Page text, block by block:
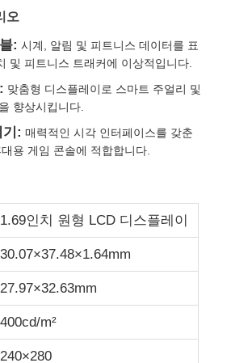
이
오
: 시계, 알림 및 피트니스 데이터를 표
및 피트니스 트래커에 이상적입니다.
맞춤형 디스플레이로 스마트 주얼리 및
향상시킵니다.
기: 매력적인 시각 인터페이스를 갖춘
용 게임 콘솔에 적합합니다.
1.69인치 원형 LCD 디스플레이
30.07×37.48×1.64mm
27.97×32.63mm
400cd/m²
240×280